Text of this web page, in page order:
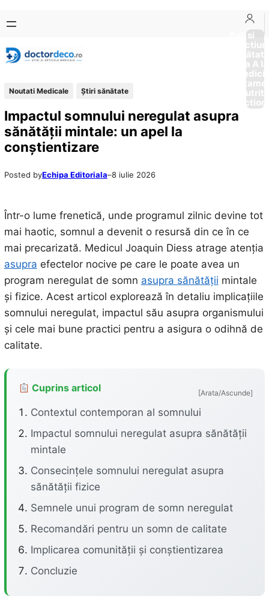
conținut
content
Boli si
Afectiuni
Sănătate
de la A
Noutati Medicale Ştiri sănătate
Impactul somnului neregulat asupra
sănătății mintale: un apel la
conștientizare
Posted byEchipa Editoriala–8 iulie 2026
Într-o lume frenetică, unde programul zilnic devine tot
mai haotic, somnul a devenit o resursă din ce în ce
mai precarizată. Medicul Joaquin Diess atrage atenția
asupra efectelor nocive pe care le poate avea un
program neregulat de somn asupra sănătății mintale
și fizice. Acest articol explorează în detaliu implicațiile
somnului neregulat, impactul său asupra organismului
și cele mai bune practici pentru a asigura o odihnă de
calitate.
Cuprins articol [Arata/Ascunde]
Contextul contemporan al somnului
Impactul somnului neregulat asupra sănătății
mintale
Consecințele somnului neregulat asupra
sănătății fizice
Semnele unui program de somn neregulat
Recomandări pentru un somn de calitate
Implicarea comunității și conștientizarea
Concluzie